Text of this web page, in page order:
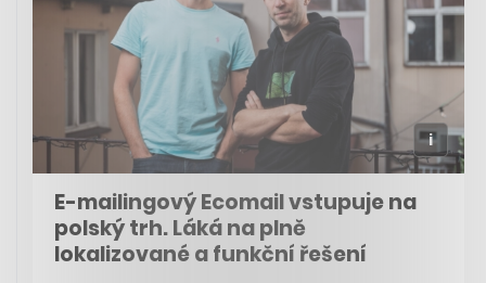
E-mailingový Ecomail vstupuje na
polský trh. Láká na plně
lokalizované a funkční řešení